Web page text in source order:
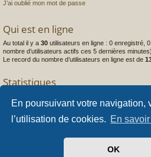
En poursuivant votre navigation,
l’utilisation de cookies. En
OK
J’ai oublié mon mot de passe
Qui est en ligne
Au total il y a 30 utilisateurs en ligne : 0 enregistré,
nombre d’utilisateurs actifs ces 5 dernières minutes)
Le record du nombre d’utilisateurs en ligne est de
Statistiques
membres • Le
Caldera .
Index du forum
Développé parphpBB® Forum
Arty- phpBB 3.3